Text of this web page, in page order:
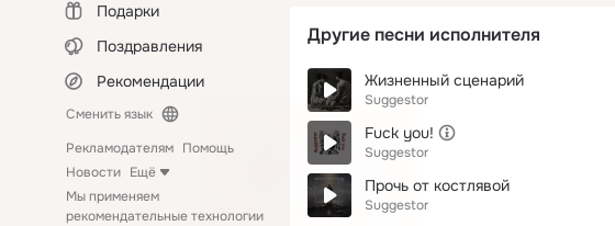
Подарки
Поздравления
Рекомендации
Сменить язык
Рекламодателям Помощь
Новости Ещё
Мы применяем
рекомендательные технологии
Другие песни исполнителя
Жизненный сценарий
Suggestor
Fuck you!
Suggestor
Прочь от костлявой
Suggestor